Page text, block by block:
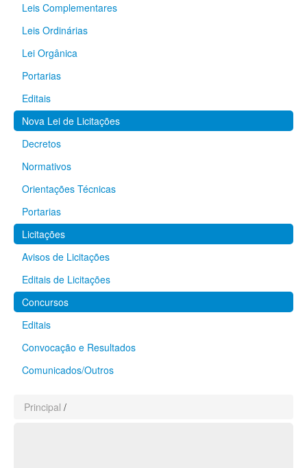
Leis Complementares
Leis Ordinárias
Lei Orgânica
Portarias
Editais
Nova Lei de Licitações
Decretos
Normativos
Orientações Técnicas
Portarias
Licitações
Avisos de Licitações
Editais de Licitações
Concursos
Editais
Convocação e Resultados
Comunicados/Outros
Principal /